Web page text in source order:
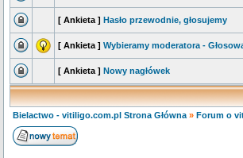
[ Ankieta ] Hasło przewodnie, głosujemy
[ Ankieta ] Wybieramy moderatora -
[ Ankieta ] Nowy nagłówek
Bielactwo - vitiligo.com.pl Strona Główna » Forum o